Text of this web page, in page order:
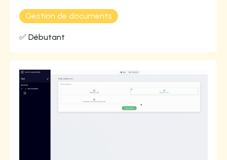
Gestion de documents
✅ Débutant